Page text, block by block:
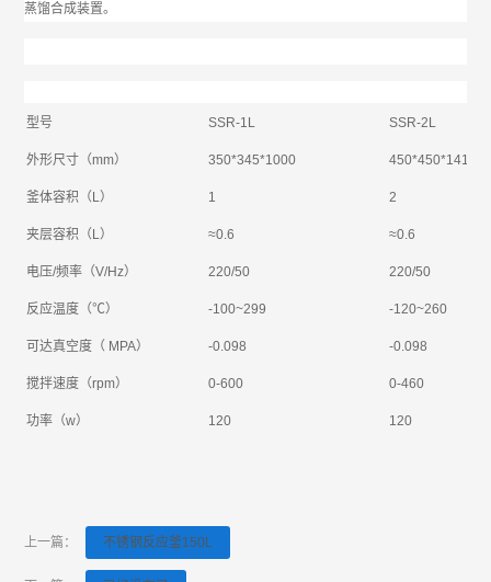
蒸馏合成装置。
型号 SSR-1L SSR-2L
外形尺寸（mm） 350*345*1000 450*450*1410
釜体容积（L） 1 2
夹层容积（L） ≈0.6 ≈0.6
电压/频率（V/Hz） 220/50 220/50
反应温度（℃） -100~299 -120~260
可达真空度（ MPA） -0.098 -0.098
搅拌速度（rpm） 0-600 0-460
功率（w） 120 120
上一篇： 不锈钢反应釜150L